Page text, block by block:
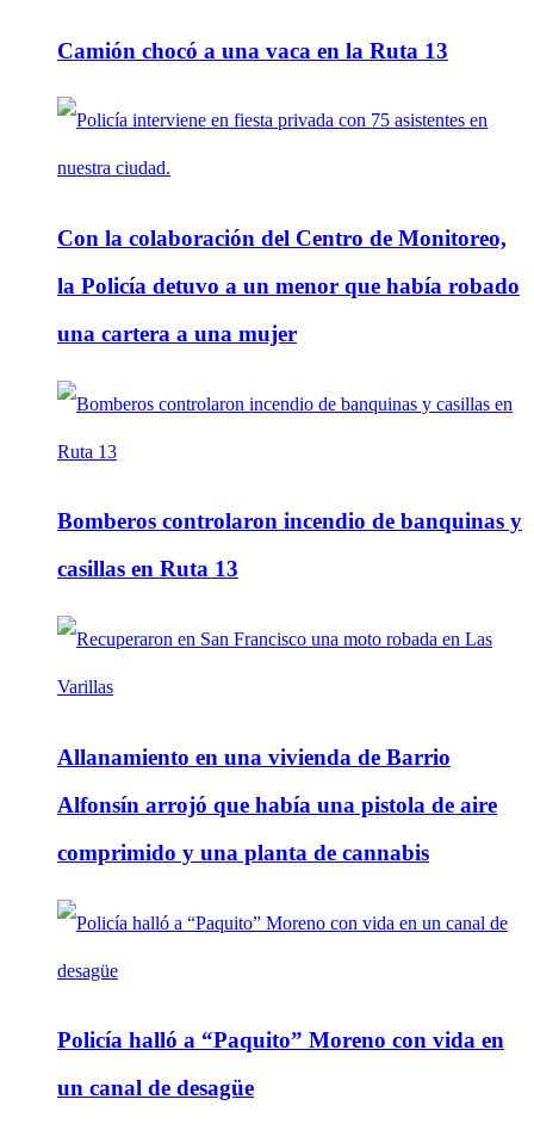
Camión chocó a una vaca en la Ruta 13
Con la colaboración del Centro de Monitoreo,
la Policía detuvo a un menor que había robado
una cartera a una mujer
Bomberos controlaron incendio de banquinas y
casillas en Ruta 13
Allanamiento en una vivienda de Barrio
Alfonsín arrojó que había una pistola de aire
comprimido y una planta de cannabis
Policía halló a “Paquito” Moreno con vida en
un canal de desagüe